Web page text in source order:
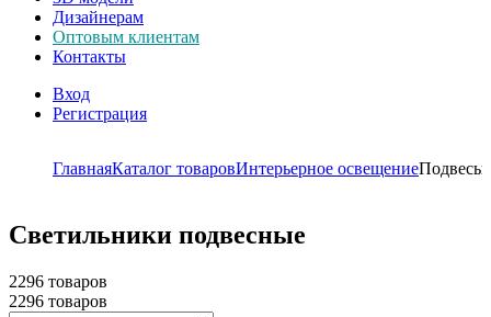
Дизайнерам
Оптовым клиентам
Контакты
Вход
Регистрация
ГлавнаяКаталог товаровИнтерьерное освещениеПодвесы
Светильники подвесные
2296 товаров
2296 товаров